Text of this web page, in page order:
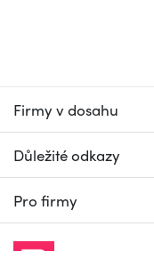
Firmy v dosahu
Důležité odkazy
Pro firmy